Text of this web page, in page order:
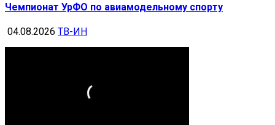
Чемпионат УрФО по авиамодельному спорту
04.08.2026 ТВ-ИН